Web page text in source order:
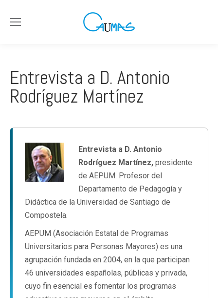
Entrevista a D. Antonio
Rodríguez Martínez
Entrevista a D. Antonio
Rodríguez Martínez, presidente
de AEPUM. Profesor del
Departamento de Pedagogía y
Didáctica de la Universidad de Santiago de
Compostela.
AEPUM (Asociación Estatal de Programas
Universitarios para Personas Mayores) es una
agrupación fundada en 2004, en la que participan
46 universidades españolas, públicas y privada,
cuyo fin esencial es fomentar los programas